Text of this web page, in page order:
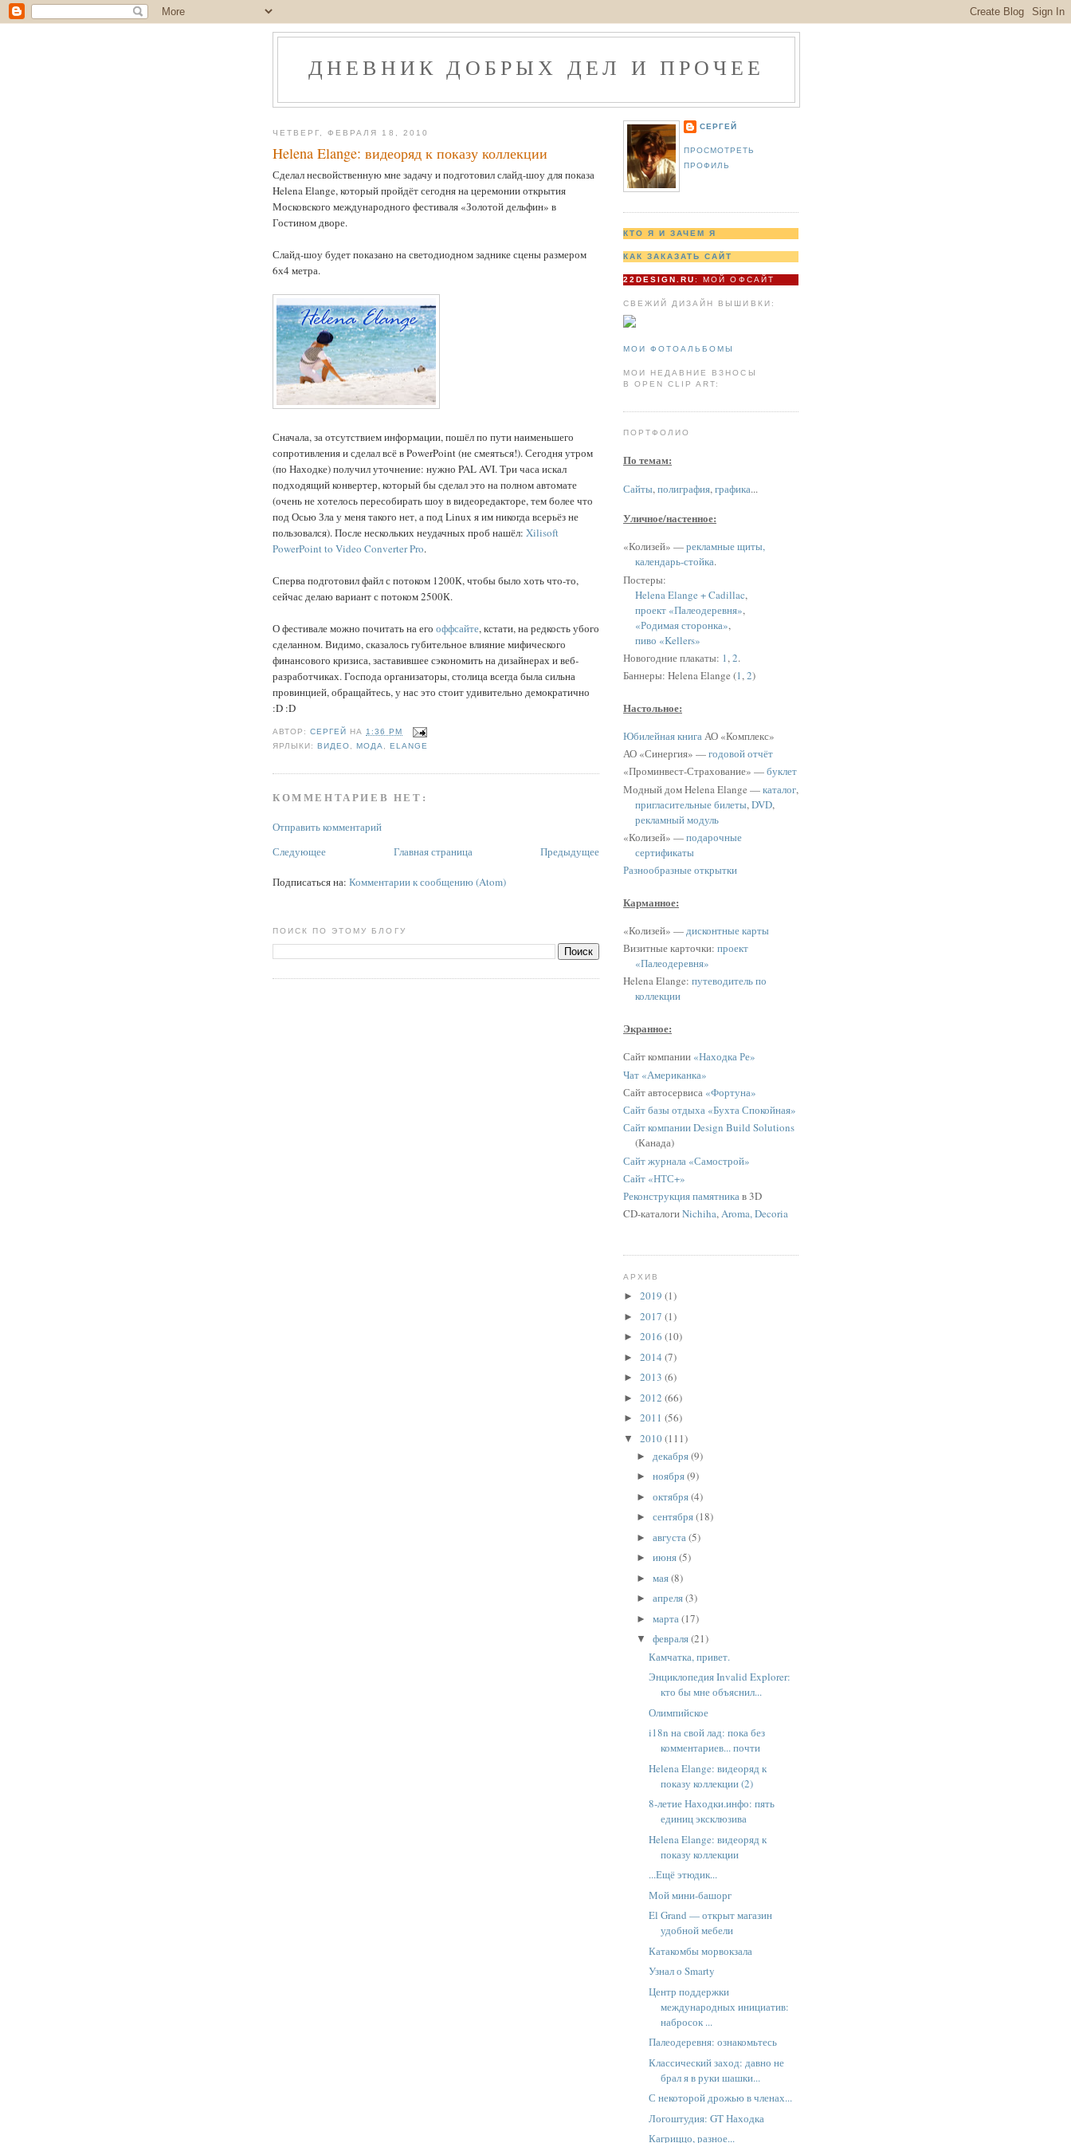
ДНЕВНИК ДОБРЫХ ДЕЛ И ПРОЧЕЕ
ЧЕТВЕРГ, ФЕВРАЛЯ 18, 2010
Helena Elange: видеоряд к показу коллекции
Сделал несвойственную мне задачу и подготовил слайд-шоу для показа
Helena Elange, который пройдёт сегодня на церемонии открытия
Московского международного фестиваля «Золотой дельфин» в
Гостином дворе.
Слайд-шоу будет показано на светодиодном заднике сцены размером
6х4 метра.
Сначала, за отсутствием информации, пошёл по пути наименьшего
сопротивления и сделал всё в PowerPoint (не смеяться!). Сегодня утром
(по Находке) получил уточнение: нужно PAL AVI. Три часа искал
подходящий конвертер, который бы сделал это на полном автомате
(очень не хотелось пересобирать шоу в видеоредакторе, тем более что
под Осью Зла у меня такого нет, а под Linux я им никогда всерьёз не
пользовался). После нескольких неудачных проб нашёл: Xilisoft
PowerPoint to Video Converter Pro.
Сперва подготовил файл с потоком 1200К, чтобы было хоть что-то,
сейчас делаю вариант с потоком 2500К.
О фестивале можно почитать на его оффсайте, кстати, на редкость убого
сделанном. Видимо, сказалось губительное влияние мифического
финансового кризиса, заставившее сэкономить на дизайнерах и веб-
разработчиках. Господа организаторы, столица всегда была сильна
провинцией, обращайтесь, у нас это стоит удивительно демократично
:D :D
АВТОР:СЕРГЕЙ НА 1:36 PM
ЯРЛЫКИ:ВИДЕО ,МОДА ,ELANGE
КОММЕНТАРИЕВ НЕТ:
Отправить комментарий
Следующее
Предыдущее
Главная страница
Подписаться на: Комментарии к сообщению (Atom)
ПОИСК ПО ЭТОМУ БЛОГУ
СЕРГЕЙ
ПРОСМОТРЕТЬ
ПРОФИЛЬ
КТО Я И ЗАЧЕМ Я
КАК ЗАКАЗАТЬ САЙТ
22DESIGN.RU : МОЙ ОФСАЙТ
СВЕЖИЙ ДИЗАЙН ВЫШИВКИ:
МОИ ФОТОАЛЬБОМЫ
МОИ НЕДАВНИЕ ВЗНОСЫ
В OPEN CLIP ART:
ПОРТФОЛИО
По темам:
Сайты,полиграфия,графика...
Уличное/настенное:
«Колизей» —рекламные щиты,
календарь-стойка.
Постеры:
Helena Elange + Cadillac,
проект «Палеодеревня»,
«Родимая сторонка»,
пиво «Kellers»
Новогодние плакаты: 1,2.
Баннеры: Helena Elange (1,2)
Настольное:
Юбилейная книгаАО «Комплекс»
АО «Синергия» —годовой отчёт
«Проминвест-Страхование» —буклет
Модный дом Helena Elange —каталог,
пригласительные билеты,DVD,
рекламный модуль
«Колизей» —подарочные
сертификаты
Разнообразные открытки
Карманное:
«Колизей» —дисконтные карты
Визитные карточки: проект
«Палеодеревня»
Helena Elange: путеводитель по
коллекции
Экранное:
Сайт компании «Находка Ре»
Чат «Американка»
Сайт автосервиса «Фортуна»
Сайт базы отдыха «Бухта Спокойная»
Сайт компании Design Build Solutions
(Канада)
Сайт журнала «Самострой»
Сайт «НТС+»
Реконструкция памятникав 3D
CD-каталогиNichiha,Aroma, Decoria
АРХИВ
► 2019 (1)
► 2017 (1)
► 2016 (10)
► 2014 (7)
► 2013 (6)
► 2012 (66)
► 2011 (56)
▼ 2010(111)
► декабря(9)
► ноября(9)
► октября(4)
► сентября(18)
► августа(5)
► июня(5)
► мая(8)
► апреля(3)
► марта(17)
▼ февраля(21)
Камчатка, привет.
Энциклопедия Invalid Explorer:
кто бы мне объяснил...
Олимпийское
i18n на свой лад: пока без
комментариев... почти
Helena Elange: видеоряд к
показу коллекции (2)
8-летие Находки.инфо: пять
единиц эксклюзива
Helena Elange: видеоряд к
показу коллекции
...Ещё этюдик...
Мой мини-башорг
El Grand — открыт магазин
удобной мебели
Катакомбы морвокзала
Узнал о Smarty
Центр поддержки
международных инициатив:
набросок ...
Палеодеревня: ознакомьтесь
Классический заход: давно не
брал я в руки шашки...
С некоторой дрожью в членах...
Логоштудия: GT Находка
Кагриццо, разное...